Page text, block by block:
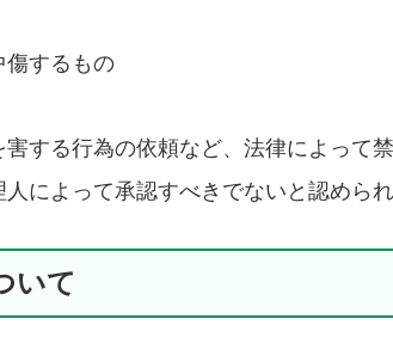
傷するもの
する行為の依頼など、法律によって
によって承認すべきでないと認めら
いて